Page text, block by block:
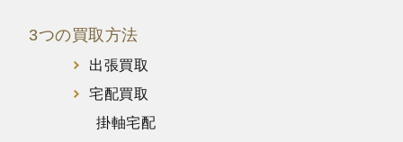
3つの買取方法
出張買取
宅配買取
掛軸宅配